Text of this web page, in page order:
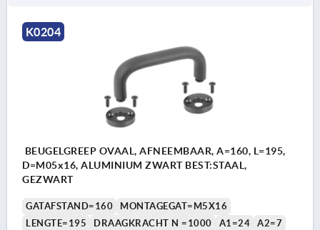
K0204
BEUGELGREEP OVAAL, AFNEEMBAAR, A=160, L=195,
D=M05x16, ALUMINIUM ZWART BEST:STAAL,
GEZWART
GATAFSTAND=160
MONTAGEGAT=M5X16
LENGTE=195
DRAAGKRACHT N =1000 A1=24 A2=7